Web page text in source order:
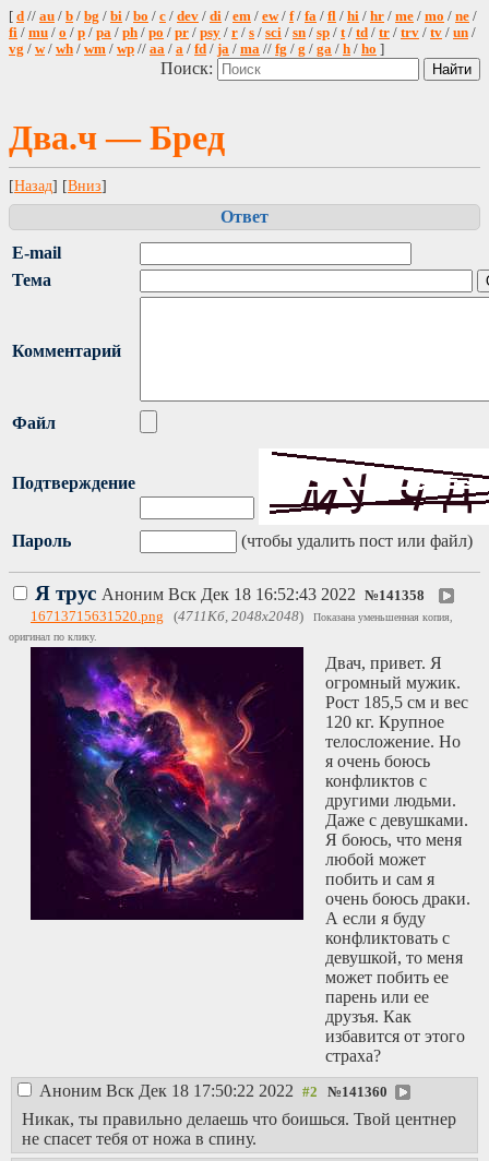
[ d // au / b / bg / bi / bo / c / dev / di / em / ew/ f/ fa / fl / hi / hr / me / mo / ne /
fi / mu / o / p / pa / ph / po / pr / psy / r / s / sci / sn / sp / t/ td / tr / trv / tv / un /
vg / w/ wh / wm / wp // aa / a / fd / ja / ma // fg / g / ga / h / ho ]
Поиск:
Два.ч — Бред
[Назад] [Вниз]
Ответ
E-mail
Тема
Комментарий
Файл
Подтверждение
Пароль (чтобы удалить пост или файл)
Я трус Аноним Вск Дек 18 16:52:43 2022 №141358
16713715631520.png (4711Кб, 2048x2048)
Показана уменьшенная копия,
оригинал по клику.
Двач, привет. Я
огромный мужик.
Рост 185,5 см и вес
120 кг. Крупное
телосложение. Но
я очень боюсь
конфликтов с
другими людьми.
Даже с девушками.
Я боюсь, что меня
любой может
побить и сам я
очень боюсь драки.
А если я буду
конфликтовать с
девушкой, то меня
может побить ее
парень или ее
друзъя. Как
избавится от этого
страха?
Аноним Вск Дек 18 17:50:22 2022 №141360
Никак, ты правильно делаешь что боишься. Твой центнер
не спасет тебя от ножа в спину.